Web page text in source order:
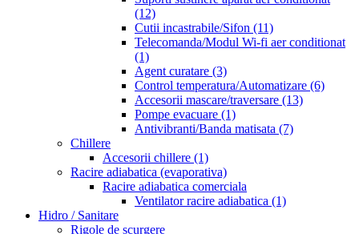
(12)
Cutii incastrabile/Sifon (11)
Telecomanda/Modul Wi-fi aer conditionat
(1)
Agent curatare (3)
Control temperatura/Automatizare (6)
Accesorii mascare/traversare (13)
Pompe evacuare (1)
Antivibranti/Banda matisata (7)
Chillere
Accesorii chillere (1)
Racire adiabatica (evaporativa)
Racire adiabatica comerciala
Ventilator racire adiabatica (1)
Hidro / Sanitare
Rigole de scurgere